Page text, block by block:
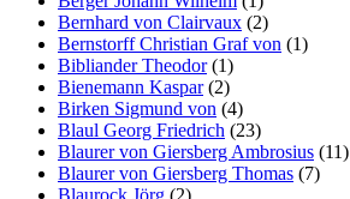
Bernhard von Clairvaux (2)
Bernstorff Christian Graf von (1)
Bibliander Theodor(1)
Bienemann Kaspar(2)
Birken Sigmund von (4)
Blaul Georg Friedrich (23)
Blaurer von Giersberg Ambrosius (11)
Blaurer von Giersberg Thomas (7)
Blaurock Jörg (2)